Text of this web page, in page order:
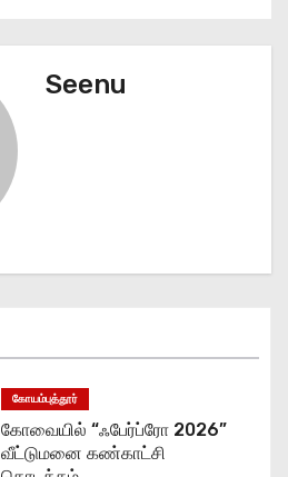
Seenu
கோயம்புத்தூர்
கோவையில் “ஃபேர்ப்ரோ 2026”
வீட்டுமனை கண்காட்சி